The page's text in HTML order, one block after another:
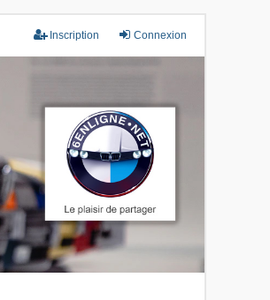
Connexion
Inscription